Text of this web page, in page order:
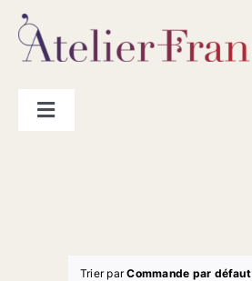
Passer
contenu
Toggle
Trier parCommande par défaut